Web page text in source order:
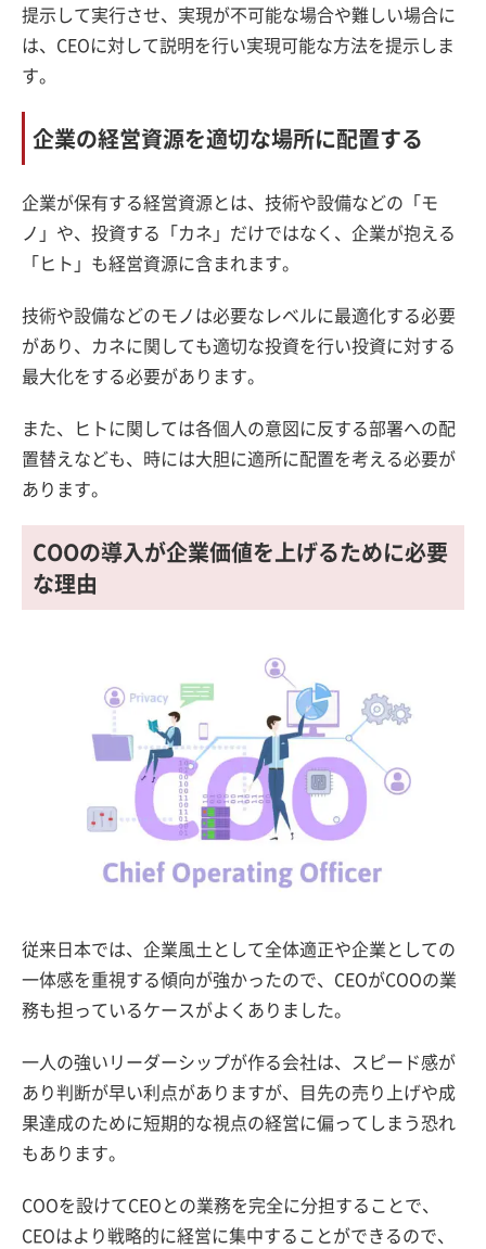
提示して実行させ、実現が不可能な場合や難しい場合に
は、CEOに対して説明を行い実現可能な方法を提示しま
す。
企業の経営資源を適切な場所に配置する
企業が保有する経営資源とは、技術や設備などの「モ
ノ」や、投資する「カネ」だけではなく、企業が抱える
「ヒト」も経営資源に含まれます。
技術や設備などのモノは必要なレベルに最適化する必要
があり、カネに関しても適切な投資を行い投資に対する
最大化をする必要があります。
また、ヒトに関しては各個人の意図に反する部署への配
置替えなども、時には大胆に適所に配置を考える必要が
あります。
COOの導入が企業価値を上げるために必要
な理由
従来日本では、企業風土として全体適正や企業としての
一体感を重視する傾向が強かったので、CEOがCOOの業
務も担っているケースがよくありました。
一人の強いリーダーシップが作る会社は、スピード感が
あり判断が早い利点がありますが、目先の売り上げや成
果達成のために短期的な視点の経営に偏ってしまう恐れ
もあります。
COOを設けてCEOとの業務を完全に分担することで、
CEOはより戦略的に経営に集中することができるので、